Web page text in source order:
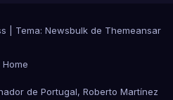
Tema: Newsbulkde Themeansar
Home
de Portugal, Roberto Martínez